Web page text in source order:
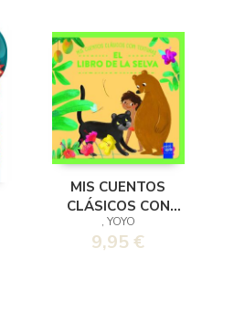
MIS CUENTOS
CLÁSICOS CON
TEXTURAS. EL
LIBRO DE LA SELVA
, YOYO
9,95 €